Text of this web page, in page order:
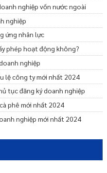
nghiệp vốn nước ngoài
nghiệp
ứng nhân lực
phép hoạt động không?
nghiệp
lệ công ty mới nhất 2024
tục đăng ký doanh nghiệp
phê mới nhất 2024
nghiệp mới nhất 2024
trọn gói uy tín
Ban quản trị nhà chung cư